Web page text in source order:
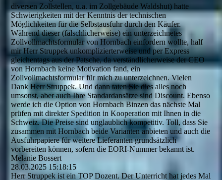
diversen Zollstellen, u.a. im Zollgebäude Waldshut) hatte
Schwierigkeiten mit der Kenntnis der technischen
Möglichkeiten für die Selbstausfuhr durch den Käufer.
Während dieser (fälschlicherweise) ein unterzeichnetes
Zollvollmachtsformular von Hornbach einfordern wollte, half
mir Herr Struppek unkomplizierterweise und per Express
gleichentags aus der Patsche, da verständlicherweise der CEO
von Hornbach keine Motivation fand, ein
Zollvollmachtsformular für mich zu unterzeichnen. Vielen
Dank Herr Struppek. Und dann taten Sie dies alles noch
umsonst, aber auch Ihre Standardansätze sind Discount. Ebenso
werde ich die Option von Hornbach Binzen das nächste Mal
prüfen mit direkter Spedition in Kooperation mit Ihnen in die
Schweiz. Die Preise sind unglaublich kompetitiv. Toll, dass Sie
zusammen mit Hornbach beide Varianten anbieten und auch die
Ausfuhrpapiere für weitere Lieferanten grundsätzlich
vorbereiten können, sofern die EORI-Nummer bekannt ist.
Melanie Bossert
28.03.2025 15:18:15
Herr Struppek ist ein TOP Dozent. Der Unterricht hat jedes Mal